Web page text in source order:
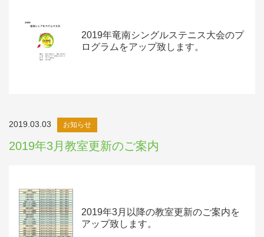
2019年竜南シングルステニス大会のプ
ログラムをアップ致します。
2019.03.03 お知らせ
2019年3月教室更新のご案内
2019年3月以降の教室更新のご案内を
アップ致します。